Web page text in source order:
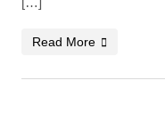
Read More